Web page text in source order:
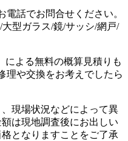
電話でお問合せください。
型ガラス/鏡/サッシ/網戸/
による無料の概算見積りも
理や交換をお考えでしたら
現場状況などによって異
は現地調査後にお出しい
となりますことをご了承